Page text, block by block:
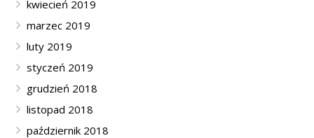
kwiecień 2019
marzec 2019
luty 2019
styczeń 2019
grudzień 2018
listopad 2018
październik 2018